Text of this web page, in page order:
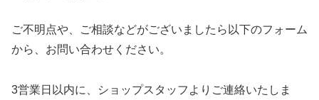
ご不明点や、ご相談などがございましたら以下のフォーム
から、お問い合わせください。
3営業日以内に、ショップスタッフよりご連絡いたしま